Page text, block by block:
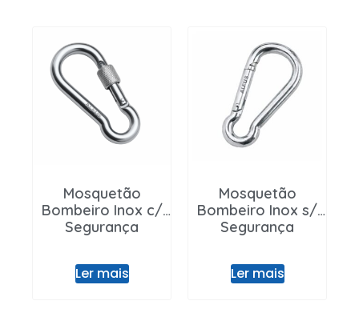
Mosquetão
Bombeiro Inox c/
Segurança
Ler mais
Mosquetão
Bombeiro Inox s/
Segurança
Ler mais